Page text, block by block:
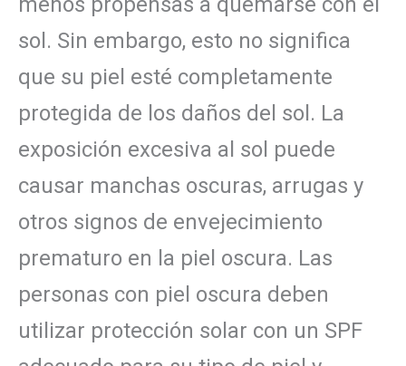
sol. Sin embargo, esto no significa
que su piel esté completamente
protegida de los daños del sol. La
exposición excesiva al sol puede
causar manchas oscuras, arrugas y
otros signos de envejecimiento
prematuro en la piel oscura. Las
personas con piel oscura deben
utilizar protección solar con un SPF